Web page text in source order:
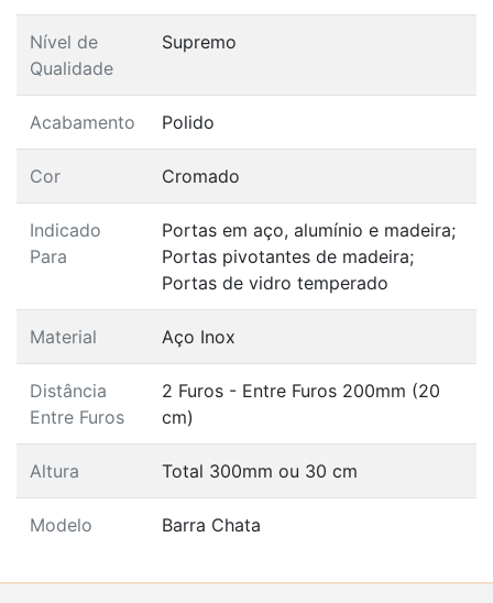
Nível de
Qualidade
Supremo
Acabamento Polido
Cor Cromado
Indicado
Para
Portas em aço, alumínio e madeira;
Portas pivotantes de madeira;
Portas de vidro temperado
Material Aço Inox
Distância
Entre Furos
2 Furos - Entre Furos 200mm (20
cm)
Altura Total 300mm ou 30 cm
Modelo Barra Chata